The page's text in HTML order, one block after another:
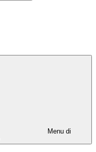
Menu di